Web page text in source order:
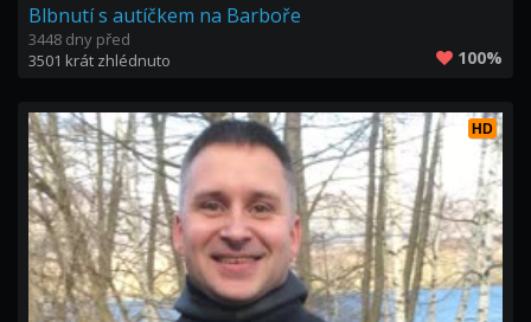
Blbnutí s autíčkem na Barboře
3448 dny před
3501 krát zhlédnuto
100%
HD